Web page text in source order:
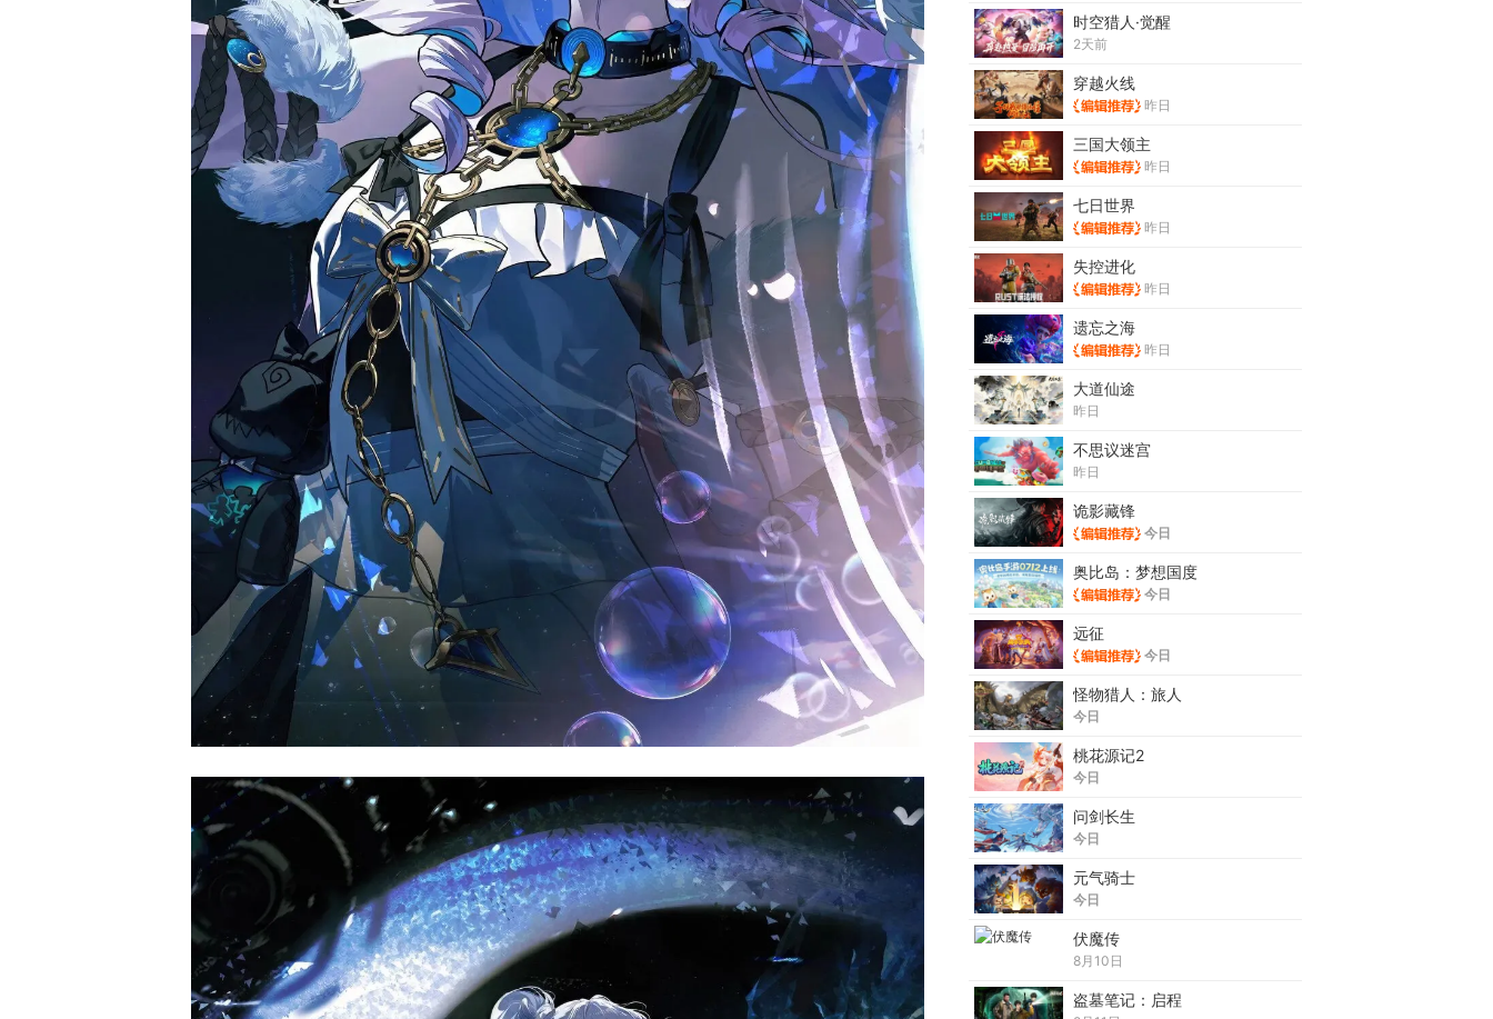
时空猎人·觉醒
2天前
穿越火线
昨日
三国大领主
昨日
七日世界
昨日
失控进化
昨日
遗忘之海
昨日
大道仙途
昨日
不思议迷宫
昨日
诡影藏锋
今日
奥比岛：梦想国度
今日
远征
今日
怪物猎人：旅人
今日
桃花源记2
今日
问剑长生
今日
元气骑士
今日
伏魔传
8月10日
盗墓笔记：启程